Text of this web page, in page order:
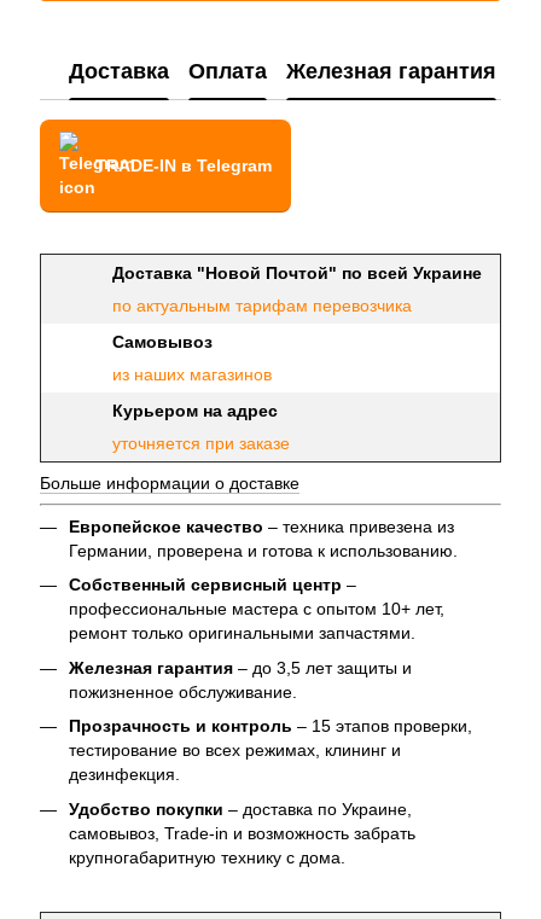
Доставка Оплата Железная гарантия
TRADE-IN в Telegram
Доставка "Новой Почтой" по всей Украине
по актуальным тарифам перевозчика
Самовывоз
из наших магазинов
Курьером на адрес
уточняется при заказе
Больше информации о доставке
Европейское качество – техника привезена из
Германии, проверена и готова к использованию.
Собственный сервисный центр –
профессиональные мастера с опытом 10+ лет,
ремонт только оригинальными запчастями.
Железная гарантия – до 3,5 лет защиты и
пожизненное обслуживание.
Прозрачность и контроль – 15 этапов проверки,
тестирование во всех режимах, клининг и
дезинфекция.
Удобство покупки – доставка по Украине,
самовывоз, Trade-in и возможность забрать
крупногабаритную технику с дома.